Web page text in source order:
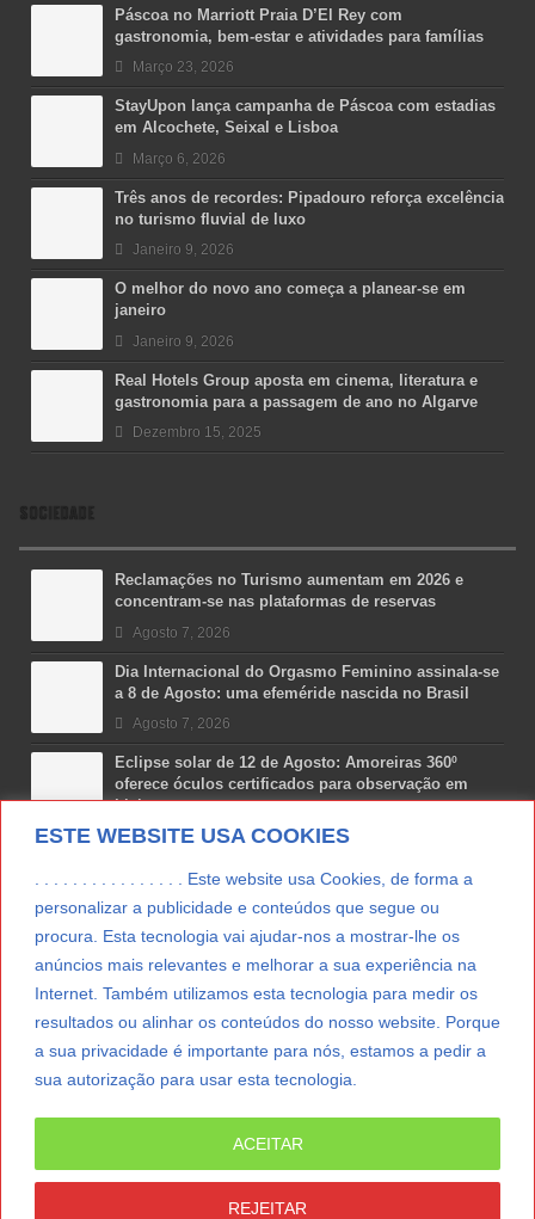
ESTE WEBSITE USA COOKIES
. . . . . . . . . . . . . . . . Este website usa Cookies, de forma a
personalizar a publicidade e conteúdos que segue ou
procura. Esta tecnologia vai ajudar-nos a mostrar-lhe os
anúncios mais relevantes e melhorar a sua experiência na
Internet. Também utilizamos esta tecnologia para medir os
resultados ou alinhar os conteúdos do nosso website. Porque
a sua privacidade é importante para nós, estamos a pedir a
sua autorização para usar esta tecnologia.
REJEITAR
ACEITAR
Páscoa no Marriott Praia D’El Rey com
gastronomia, bem-estar e atividades para famílias
Março 23, 2026
StayUpon lança campanha de Páscoa com estadias
em Alcochete, Seixal e Lisboa
Março 6, 2026
Três anos de recordes: Pipadouro reforça excelência
no turismo fluvial de luxo
Janeiro 9, 2026
O melhor do novo ano começa a planear-se em
janeiro
Janeiro 9, 2026
Real Hotels Group aposta em cinema, literatura e
gastronomia para a passagem de ano no Algarve
Dezembro 15, 2025
SOCIEDADE
Reclamações no Turismo aumentam em 2026 e
concentram-se nas plataformas de reservas
Agosto 7, 2026
Dia Internacional do Orgasmo Feminino assinala-se
a 8 de Agosto: uma efeméride nascida no Brasil
Agosto 7, 2026
Eclipse solar de 12 de Agosto: Amoreiras 360º
oferece óculos certificados para observação em
Lisboa
Agosto 7, 2026
Lua Afonso vence prémio internacional de liderança
Agosto 7, 2026
Preparar o carro para as férias de Verão
Agosto 5, 2026
SUBSCREVER NEWSLETTER